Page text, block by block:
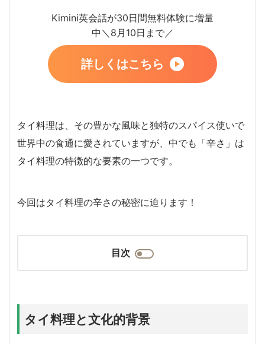
Kimini英会話が30日間無料体験に増量
中＼8月10日まで／
詳しくはこちら
タイ料理は、その豊かな風味と独特のスパイス使いで
世界中の食通に愛されていますが、中でも「辛さ」は
タイ料理の特徴的な要素の一つです。
今回はタイ料理の辛さの秘密に迫ります！
目次
タイ料理と文化的背景